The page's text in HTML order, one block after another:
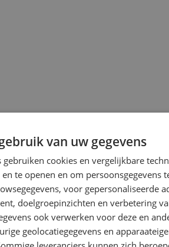
van uw gegevens
gebruiken cookies en vergelijkbare
te openen en om persoonsgegevens
voor gepersonaliseerde
doelgroepinzichten en verbetering
ook verwerken voor deze en
geolocatiegegevens en